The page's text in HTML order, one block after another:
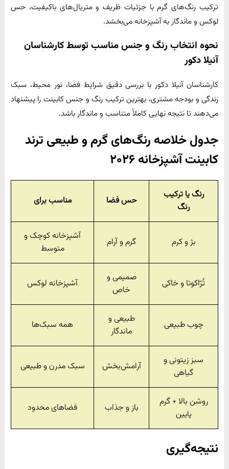
ترکیب رنگ‌های گرم با جزئیات ظریف و متریال‌های باکیفیت، حس
لوکس و ماندگار به آشپزخانه می‌بخشد.
نحوه انتخاب رنگ و جنس مناسب توسط کارشناسان
آنیلا دکور
کارشناسان آنیلا دکور با بررسی دقیق شرایط فضا، نور محیط، سبک
زندگی و بودجه مشتری، بهترین ترکیب رنگ و جنس کابینت را پیشنهاد
می‌دهند تا نتیجه نهایی کاملاً متناسب و ماندگار باشد.
جدول خلاصه رنگ‌های گرم و طبیعی ترند
کابینت آشپزخانه ۲۰۲۶
رنگ یا ترکیب
رنگ
حس فضا مناسب برای
بژ و کرم گرم و آرام
آشپزخانه کوچک و
متوسط
تُرّاکوتا و خاکی
صمیمی و
خاص
آشپزخانه لوکس
چوب طبیعی
طبیعی و
ماندگار
همه سبک‌ها
سبز زیتونی و
گیاهی
آرامش‌بخش سبک مدرن و طبیعی
روشن بالا + گرم
پایین
باز و جذاب فضاهای محدود
نتیجه‌گیری